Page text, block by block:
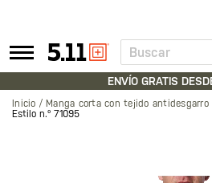
Tactical
Gear
Buscar
ENVÍO GRATIS
Inicio
Manga corta con tejido antidesgarro
Estilo n.º 71095